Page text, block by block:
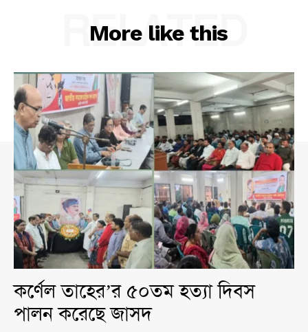
More like this
RELATED
কর্ণেল তাহের’র ৫০তম হত্যা দিবস
পালন করেছে জাসদ